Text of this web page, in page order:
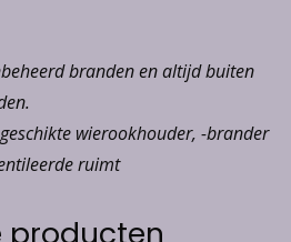
branden en altijd buiten
wierookhouder, -brander
ruimt